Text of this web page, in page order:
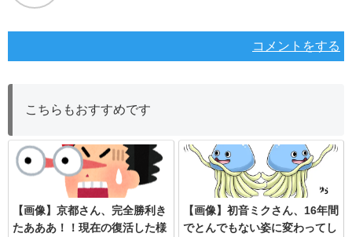
コメントをする
こちらもおすすめです
【画像】京都さん、完全勝利き
たあああ！！現在の復活した様
【画像】初音ミクさん、16年間
でとんでもない姿に変わってし